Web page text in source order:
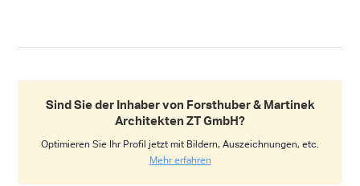
Sind Sie der Inhaber von Forsthuber & Martinek
Architekten ZT GmbH?
Optimieren Sie Ihr Profil jetzt mit Bildern, Auszeichnungen, etc.
Mehr erfahren